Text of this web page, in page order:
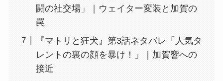
闘の社交場」｜ウェイター変装と加賀の
罠
『マトリと狂犬』第3話ネタバレ「人気タ
レントの裏の顔を暴け！」｜加賀響への
接近